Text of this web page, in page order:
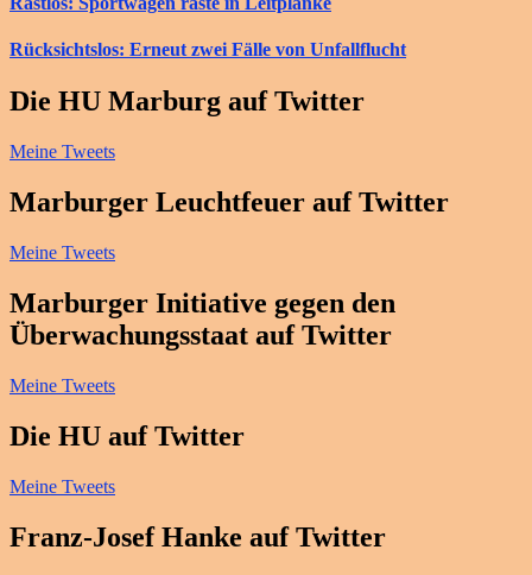
Rücksichtslos: Erneut zwei Fälle von Unfallflucht
Die HU Marburg auf Twitter
Meine Tweets
Marburger Leuchtfeuer auf Twitter
Meine Tweets
Marburger Initiative gegen den
Überwachungsstaat auf Twitter
Meine Tweets
Die HU auf Twitter
Meine Tweets
Franz-Josef Hanke auf Twitter